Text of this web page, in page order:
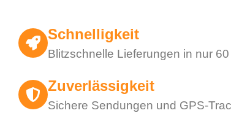
Schnelligkeit
Blitzschnelle Lieferungen in nur
Zuverlässigkeit
Sichere Sendungen und GPS-